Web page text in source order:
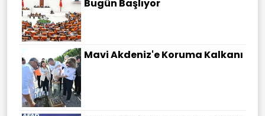
Bugün Başlıyor
Mavi Akdeniz'e Koruma Kalkanı